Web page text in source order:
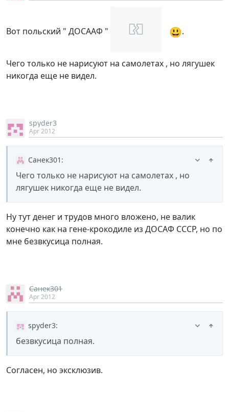
Вот польский " ДОСААФ " 😃.
Чего только не нарисуют на самолетах , но лягушек
никогда еще не видел.
spyder3
Apr 2012
Санек301 :
Чего только не нарисуют на самолетах , но
лягушек никогда еще не видел.
Ну тут денег и трудов много вложено, не валик
конечно как на гене-крокодиле из ДОСАФ СССР, но по
мне безвкусица полная.
Санек301
Apr 2012
spyder3:
безвкусица полная.
Согласен, но эксклюзив.